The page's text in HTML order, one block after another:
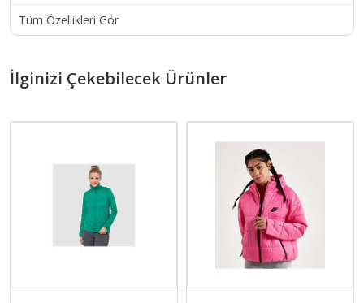
Tüm Özellikleri Gör
İlginizi Çekebilecek Ürünler